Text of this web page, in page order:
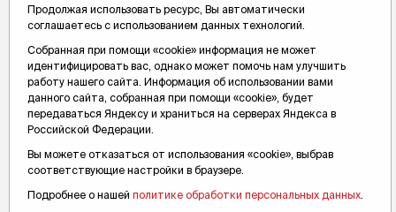
Продолжая использовать ресурс, Вы автоматически
соглашаетесь с использованием данных технологий.
Собранная при помощи «cookie» информация не может
идентифицировать вас, однако может помочь нам улучшить
работу нашего сайта. Информация об использовании вами
данного сайта, собранная при помощи «cookie», будет
передаваться Яндексу и храниться на серверах Яндекса в
Российской Федерации.
Вы можете отказаться от использования «cookie», выбрав
соответствующие настройки в браузере.
Подробнее о нашей политике обработки персональных данных